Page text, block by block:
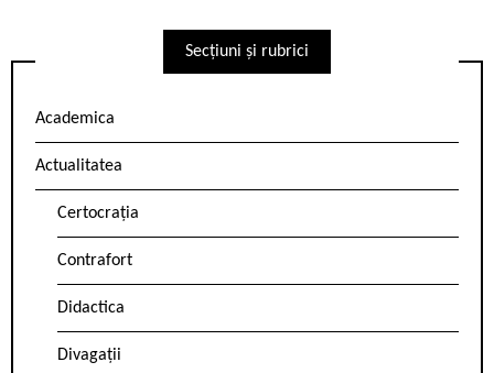
Secțiuni și rubrici
Academica
Actualitatea
Certocrația
Contrafort
Didactica
Divagații